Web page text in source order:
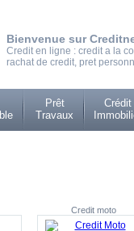
Bienvenue sur
Credit en ligne : credit a la
rachat de credit, pret
Prêt
Travaux
Crédit
Credit moto